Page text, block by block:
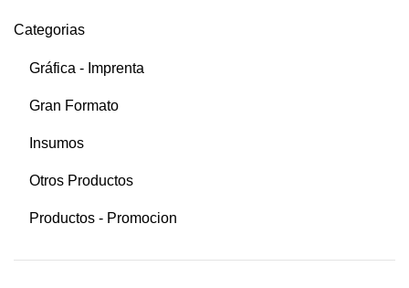
Categorias
Gráfica - Imprenta
Gran Formato
Insumos
Otros Productos
Productos - Promocion